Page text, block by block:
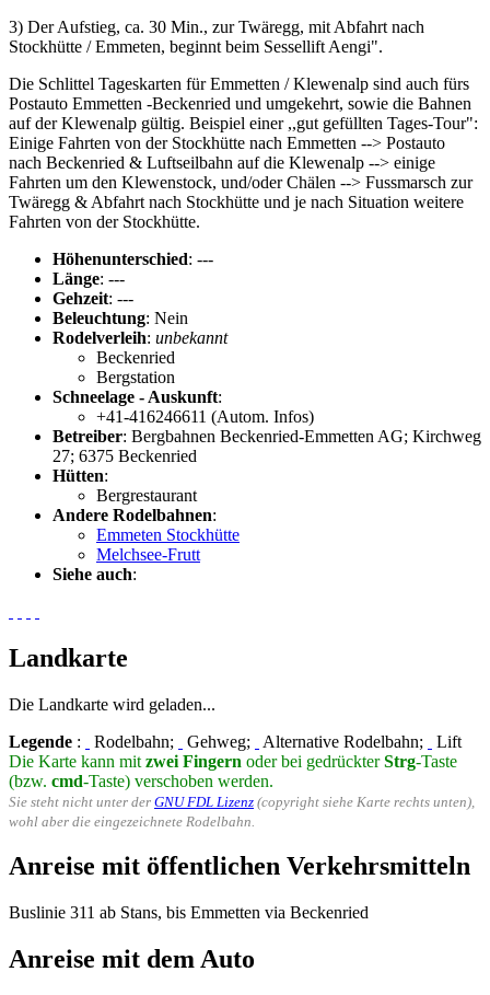
3) Der Aufstieg, ca. 30 Min., zur Twäregg, mit Abfahrt nach
Stockhütte / Emmeten, beginnt beim Sessellift Aengi".
Die Schlittel Tageskarten für Emmetten / Klewenalp sind auch fürs
Postauto Emmetten -Beckenried und umgekehrt, sowie die Bahnen
auf der Klewenalp gültig. Beispiel einer ,,gut gefüllten Tages-Tour":
Einige Fahrten von der Stockhütte nach Emmetten --> Postauto
nach Beckenried & Luftseilbahn auf die Klewenalp --> einige
Fahrten um den Klewenstock, und/oder Chälen --> Fussmarsch zur
Twäregg & Abfahrt nach Stockhütte und je nach Situation weitere
Fahrten von der Stockhütte.
Höhenunterschied: ---
Länge: ---
Gehzeit: ---
Beleuchtung: Nein
Rodelverleih: unbekannt
Beckenried
Bergstation
Schneelage - Auskunft:
+41-416246611 (Autom. Infos)
Betreiber: Bergbahnen Beckenried-Emmetten AG; Kirchweg
27; 6375 Beckenried
Hütten:
Bergrestaurant
Andere Rodelbahnen:
Emmeten Stockhütte
Melchsee-Frutt
Siehe auch:
Landkarte
Die Landkarte wird geladen...
Legende : Rodelbahn; Gehweg; Alternative Rodelbahn;
Lift
Die Karte kann mit zwei Fingern oder bei gedrückterStrg-Taste
(bzw. cmd-Taste) verschoben werden.
Sie steht nicht unter der GNU FDL Lizenz (copyright siehe Karte rechts unten),
wohl aber die eingezeichnete Rodelbahn.
Anreise mit öffentlichen Verkehrsmitteln
Buslinie 311 ab Stans, bis Emmetten via Beckenried
Anreise mit dem Auto